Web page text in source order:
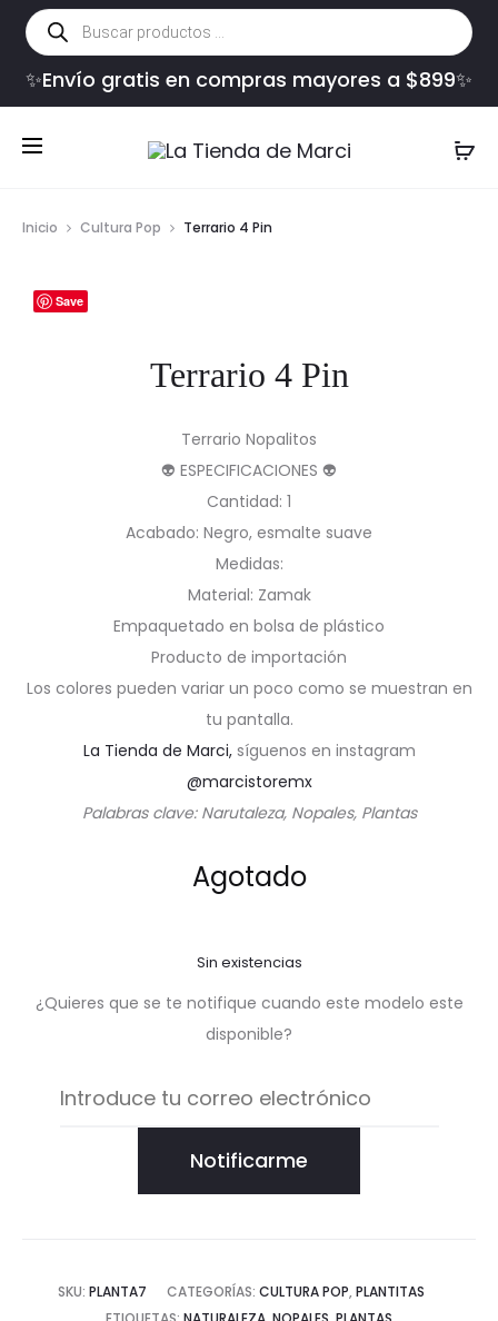
Búsqueda
de
productos
✨Envío gratis en compras mayores a $899✨
Inicio Cultura Pop Terrario 4 Pin
Save
Terrario 4 Pin
Terrario Nopalitos
👽 ESPECIFICACIONES 👽
Cantidad: 1
Acabado: Negro, esmalte suave
Medidas:
Material: Zamak
Empaquetado en bolsa de plástico
Producto de importación
Los colores pueden variar un poco como se muestran en
tu pantalla.
La Tienda de Marci, síguenos en instagram
@marcistoremx
Palabras clave: Narutaleza, Nopales, Plantas
Agotado
Sin existencias
¿Quieres que se te notifique cuando este modelo este
disponible?
Notificarme
SKU: PLANTA7 CATEGORÍAS: CULTURA POP, PLANTITAS